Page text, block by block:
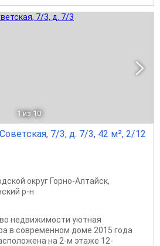
1 из 10
7/3, д. 7/3, 42 м², 2/12
округ Горно-Алтайск,
р-н
недвижимости уютная
в современном доме 2015 года
на 2-м этаже 12-